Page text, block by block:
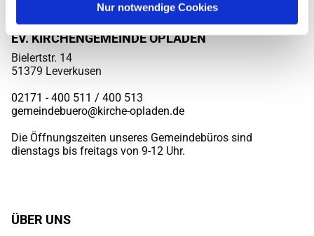
Nur notwendige Cookies
EV. KIRCHENGEMEINDE OPLADEN
Bielertstr. 14
51379 Leverkusen
02171 - 400 511 / 400 513
gemeindebuero@kirche-opladen.de
Die Öffnungszeiten unseres Gemeindebüros sind
dienstags bis freitags von 9-12 Uhr.
ÜBER UNS